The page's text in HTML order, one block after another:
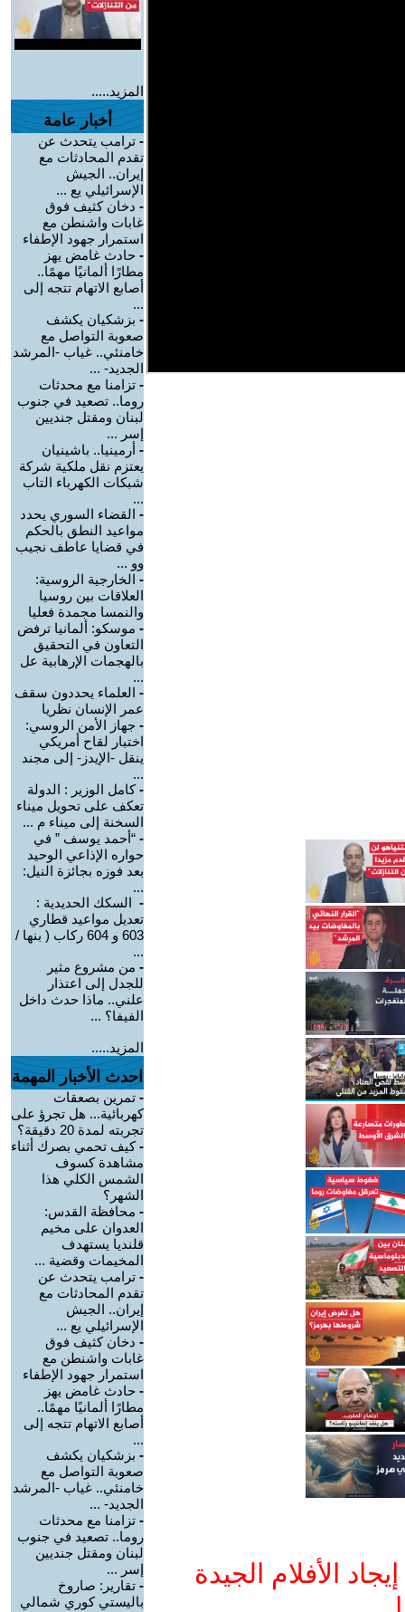
الأفلام الجيدة
المزيد.....
أخبار عامة
- ترامب يتحدث عن
تقدم المحادثات مع
إيران.. الجيش
الإسرائيلي يع ...
- دخان كثيف فوق
غابات واشنطن مع
استمرار جهود الإطفاء
- حادث غامض يهز
مطارًا ألمانيًا مهمًا..
أصابع الاتهام تتجه إلى
...
- بزشكيان يكشف
صعوبة التواصل مع
خامنئي.. غياب -المرشد
الجديد- ...
- تزامنا مع محدثات
روما.. تصعيد في جنوب
لبنان ومقتل جنديين
إسر ...
- أرمينيا.. باشينيان
يعتزم نقل ملكية شركة
شبكات الكهرباء التاب
...
- القضاء السوري يحدد
مواعيد النطق بالحكم
في قضايا عاطف نجيب
وو ...
- الخارجية الروسية:
العلاقات بين روسيا
والنمسا مجمدة فعليا
- موسكو: ألمانيا ترفض
التعاون في التحقيق
بالهجمات الإرهابية عل
...
- العلماء يحددون سقف
عمر الإنسان نظريا
- جهاز الأمن الروسي:
اختبار لقاح أمريكي
ينقل -الإيدز- إلى مجند
...
-كامل الوزير : الدولة
تعكف على تحويل ميناء
السخنة إلى ميناء م ...
- “أحمد يوسف ” في
حواره الإذاعي الوحيد
بعد فوزه بجائزة النيل:
...
- السكك الحديدية :
تعديل مواعيد قطاري
603 و 604 ركاب ( بنها /
...
- من مشروع مثير
للجدل إلى اعتذار
علني.. ماذا حدث داخل
الفيفا؟ ...
المزيد.....
احدث الأخبار المهمة
- تمرين بصعقات
كهربائية... هل تجرؤ على
تجربته لمدة 20 دقيقة؟
-كيف تحمي بصرك أثناء
مشاهدة كسوف
الشمس الكلي هذا
الشهر؟
- محافظة القدس:
العدوان على مخيم
قلنديا يستهدف
المخيمات وقضية ...
- ترامب يتحدث عن
تقدم المحادثات مع
إيران.. الجيش
الإسرائيلي يع ...
- دخان كثيف فوق
غابات واشنطن مع
استمرار جهود الإطفاء
- حادث غامض يهز
مطارًا ألمانيًا مهمًا..
أصابع الاتهام تتجه إلى
...
- بزشكيان يكشف
صعوبة التواصل مع
خامنئي.. غياب -المرشد
الجديد- ...
- تزامنا مع محدثات
روما.. تصعيد في جنوب
لبنان ومقتل جنديين
إسر ...
- تقارير: صاروخ
باليستي كوري شمالي